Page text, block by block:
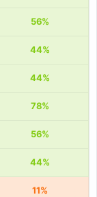
56%
44%
44%
78%
56%
44%
11%